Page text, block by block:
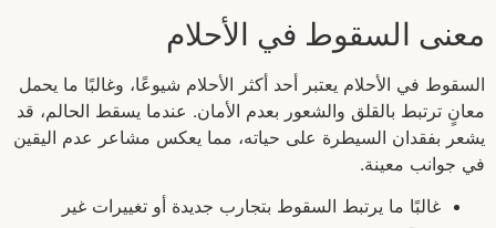
معنى السقوط في الأحلام
السقوط في الأحلام يعتبر أحد أكثر الأحلام شيوعًا، وغالبًا ما يحمل
معانٍ ترتبط بالقلق والشعور بعدم الأمان. عندما يسقط الحالم، قد
يشعر بفقدان السيطرة على حياته، مما يعكس مشاعر عدم اليقين
في جوانب معينة.
غالبًا ما يرتبط السقوط بتجارب جديدة أو تغييرات غير